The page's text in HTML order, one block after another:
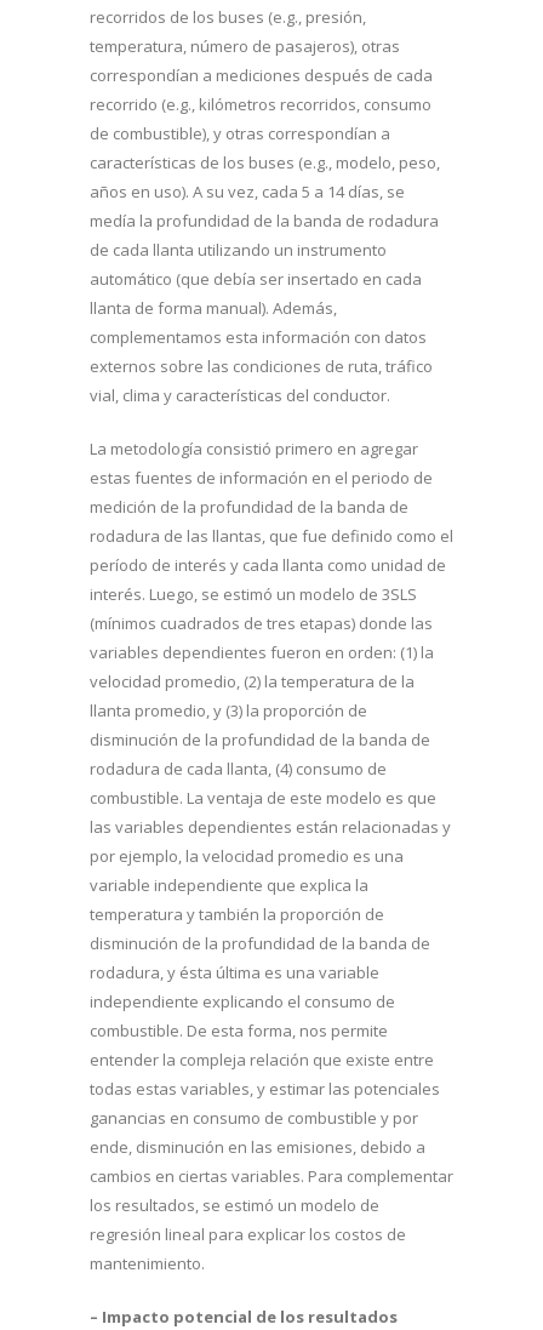
recorridos de los buses (e.g., presión,
temperatura, número de pasajeros), otras
correspondían a mediciones después de cada
recorrido (e.g., kilómetros recorridos, consumo
de combustible), y otras correspondían a
características de los buses (e.g., modelo, peso,
años en uso). A su vez, cada 5 a 14 días, se
medía la profundidad de la banda de rodadura
de cada llanta utilizando un instrumento
automático (que debía ser insertado en cada
llanta de forma manual). Además,
complementamos esta información con datos
externos sobre las condiciones de ruta, tráfico
vial, clima y características del conductor.
La metodología consistió primero en agregar
estas fuentes de información en el periodo de
medición de la profundidad de la banda de
rodadura de las llantas, que fue definido como el
período de interés y cada llanta como unidad de
interés. Luego, se estimó un modelo de 3SLS
(mínimos cuadrados de tres etapas) donde las
variables dependientes fueron en orden: (1) la
velocidad promedio, (2) la temperatura de la
llanta promedio, y (3) la proporción de
disminución de la profundidad de la banda de
rodadura de cada llanta, (4) consumo de
combustible. La ventaja de este modelo es que
las variables dependientes están relacionadas y
por ejemplo, la velocidad promedio es una
variable independiente que explica la
temperatura y también la proporción de
disminución de la profundidad de la banda de
rodadura, y ésta última es una variable
independiente explicando el consumo de
combustible. De esta forma, nos permite
entender la compleja relación que existe entre
todas estas variables, y estimar las potenciales
ganancias en consumo de combustible y por
ende, disminución en las emisiones, debido a
cambios en ciertas variables. Para complementar
los resultados, se estimó un modelo de
regresión lineal para explicar los costos de
mantenimiento.
– Impacto potencial de los resultados